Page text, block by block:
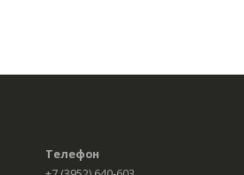
Телефон